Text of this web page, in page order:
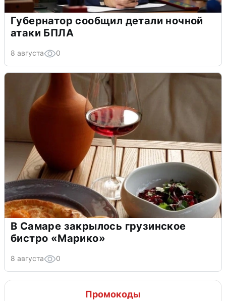
Губернатор сообщил детали ночной
атаки БПЛА
8 августа 0
В Самаре закрылось грузинское
бистро «Марико»
8 августа 0
Промокоды